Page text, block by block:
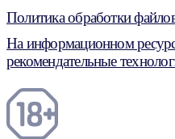
Политика обработки
На информационном
рекомендательные